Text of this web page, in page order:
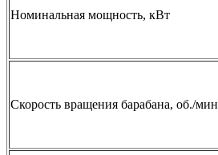
Номинальная мощность, кВт
Скорость вращения барабана, об./мин